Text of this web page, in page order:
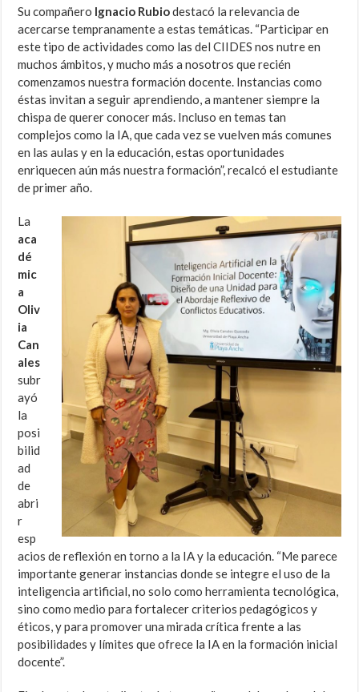
Su compañero Ignacio Rubiodestacó la relevancia de
acercarse tempranamente a estas temáticas. “Participar en
este tipo de actividades como las del CIIDES nos nutre en
muchos ámbitos, y mucho más a nosotros que recién
comenzamos nuestra formación docente. Instancias como
éstas invitan a seguir aprendiendo, a mantener siempre la
chispa de querer conocer más. Incluso en temas tan
complejos como la IA, que cada vez se vuelven más comunes
en las aulas y en la educación, estas oportunidades
enriquecen aún más nuestra formación”, recalcó el estudiante
de primer año.
La
aca
dé
mic
a
Oliv
ia
Can
ales
subr
ayó
la
posi
bilid
ad
de
abri
r
esp
acios de reflexión en torno a la IA y la educación. “Me parece
importante generar instancias donde se integre el uso de la
inteligencia artificial, no solo como herramienta tecnológica,
sino como medio para fortalecer criterios pedagógicos y
éticos, y para promover una mirada crítica frente a las
posibilidades y límites que ofrece la IA en la formación inicial
docente”.